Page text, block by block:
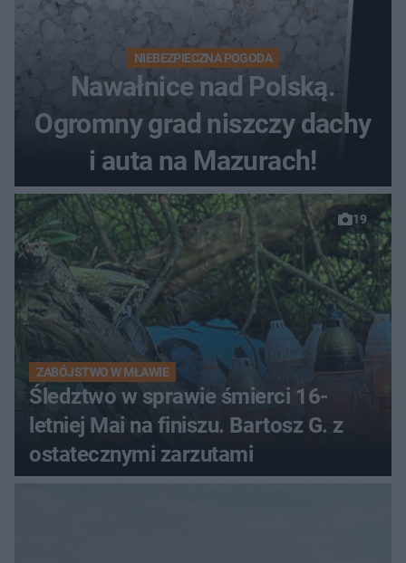
NIEBEZPIECZNA POGODA
Nawałnice nad Polską.
Ogromny grad niszczy dachy
i auta na Mazurach!
19
ZABÓJSTWO W MŁAWIE
Śledztwo w sprawie śmierci 16-
letniej Mai na finiszu. Bartosz G. z
ostatecznymi zarzutami